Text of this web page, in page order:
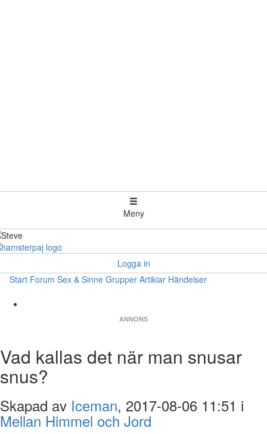
Meny
Logga in
Start Forum Sex & Sinne Grupper Artiklar Händelser
ANNONS
Vad kallas det när man snusar
snus?
Skapad av Iceman, 2017-08-06 11:51 i
Mellan Himmel och Jord